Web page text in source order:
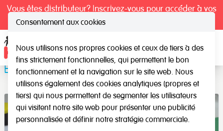
Vous êtes distributeur? Inscrivez-vous pour accéder à vos
tarifs exclusifs.
Éponges pour l'impression
Consentement aux cookies
Nous utilisons nos propres cookies et ceux de tiers à des
fins strictement fonctionnelles, qui permettent le bon
fonctionnement et la navigation sur le site web. Nous
utilisons également des cookies analytiques (propres et
tiers) qui nous permettent de segmenter les utilisateurs
qui visitent notre site web pour présenter une publicité
personnalisée et définir notre stratégie commerciale.